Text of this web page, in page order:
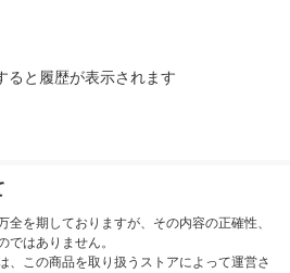
ると履歴が表示されます
全を期しておりますが、その内容の正確性、
ではありません。
、この商品を取り扱うストアによって運営さ